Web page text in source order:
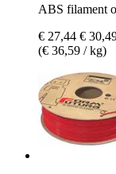
ABS filament
€ 27,44 €
(€ 36,59 / kg)